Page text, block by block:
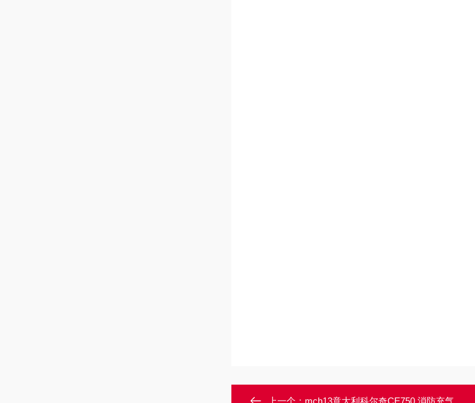
上一个： mch13意大利科尔奇CE750 消防充气泵维修配件